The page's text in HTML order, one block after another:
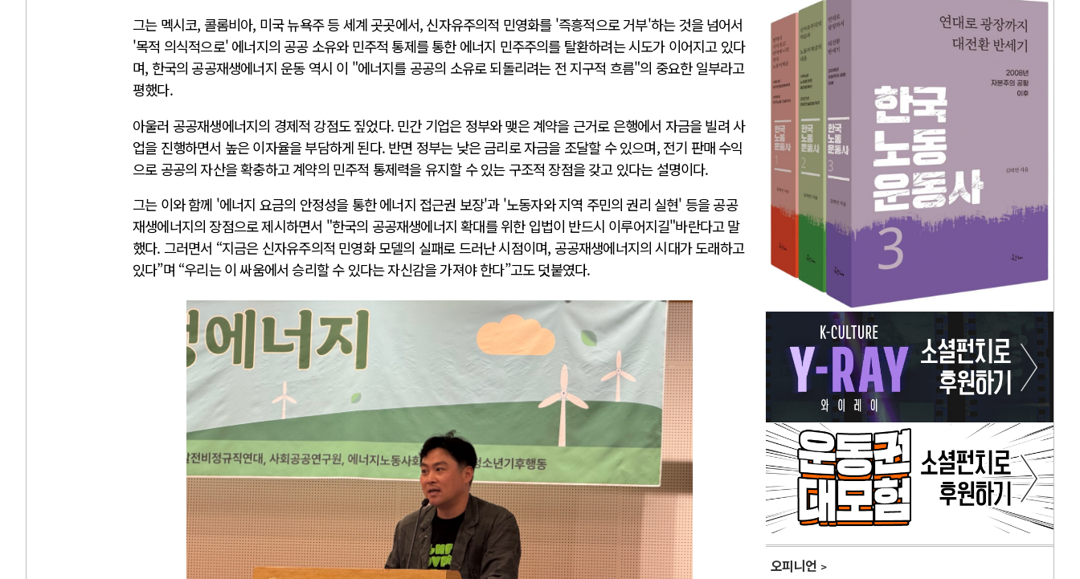
그는 멕시코, 콜롬비아, 미국 뉴욕주 등 세계 곳곳에서, 신자유주의적 민영화를 '즉흥적으로 거부'하는 것을 넘어서
'목적 의식적으로' 에너지의 공공 소유와 민주적 통제를 통한 에너지 민주주의를 탈환하려는 시도가 이어지고 있다
며, 한국의 공공재생에너지 운동 역시 이 "에너지를 공공의 소유로 되돌리려는 전 지구적 흐름"의 중요한 일부라고
평했다.
아울러 공공재생에너지의 경제적 강점도 짚었다. 민간 기업은 정부와 맺은 계약을 근거로 은행에서 자금을 빌려 사
업을 진행하면서 높은 이자율을 부담하게 된다. 반면 정부는 낮은 금리로 자금을 조달할 수 있으며, 전기 판매 수익
으로 공공의 자산을 확충하고 계약의 민주적 통제력을 유지할 수 있는 구조적 장점을 갖고 있다는 설명이다.
그는 이와 함께 '에너지 요금의 안정성을 통한 에너지 접근권 보장'과 '노동자와 지역 주민의 권리 실현' 등을 공공
재생에너지의 장점으로 제시하면서 "한국의 공공재생에너지 확대를 위한 입법이 반드시 이루어지길"바란다고 말
했다. 그러면서 “지금은 신자유주의적 민영화 모델의 실패로 드러난 시점이며, 공공재생에너지의 시대가 도래하고
있다”며 “우리는 이 싸움에서 승리할 수 있다는 자신감을 가져야 한다”고도 덧붙였다.
오피니언